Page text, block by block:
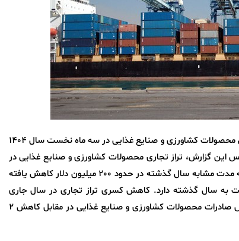
مرکز ملی مطالعات راهبردی کشاورزی و آب اتاق ایران، گزارش بازرگانی محصولات کشاورزی و صنایع غذایی در سه ماه نخست سال 1404
گزارش، تراز تجاری محصولات کشاورزی و صنایع غذایی در
سه ماه اول سال 1404 منفی 2.2 میلیارد دلار بوده است که نسبت به مدت مشابه سال گذشته در حدود 200 میلیون دلار کاهش یافته
به سال گذشته دارد. کاهش کسری تراز تجاری در سال جاری
نسبت به مدت مشابه سال گذشته ناشی از افزایش 8 درصدی ارزش صادرات محصولات کشاورزی و صنایع غذایی در مقابل کاهش 2